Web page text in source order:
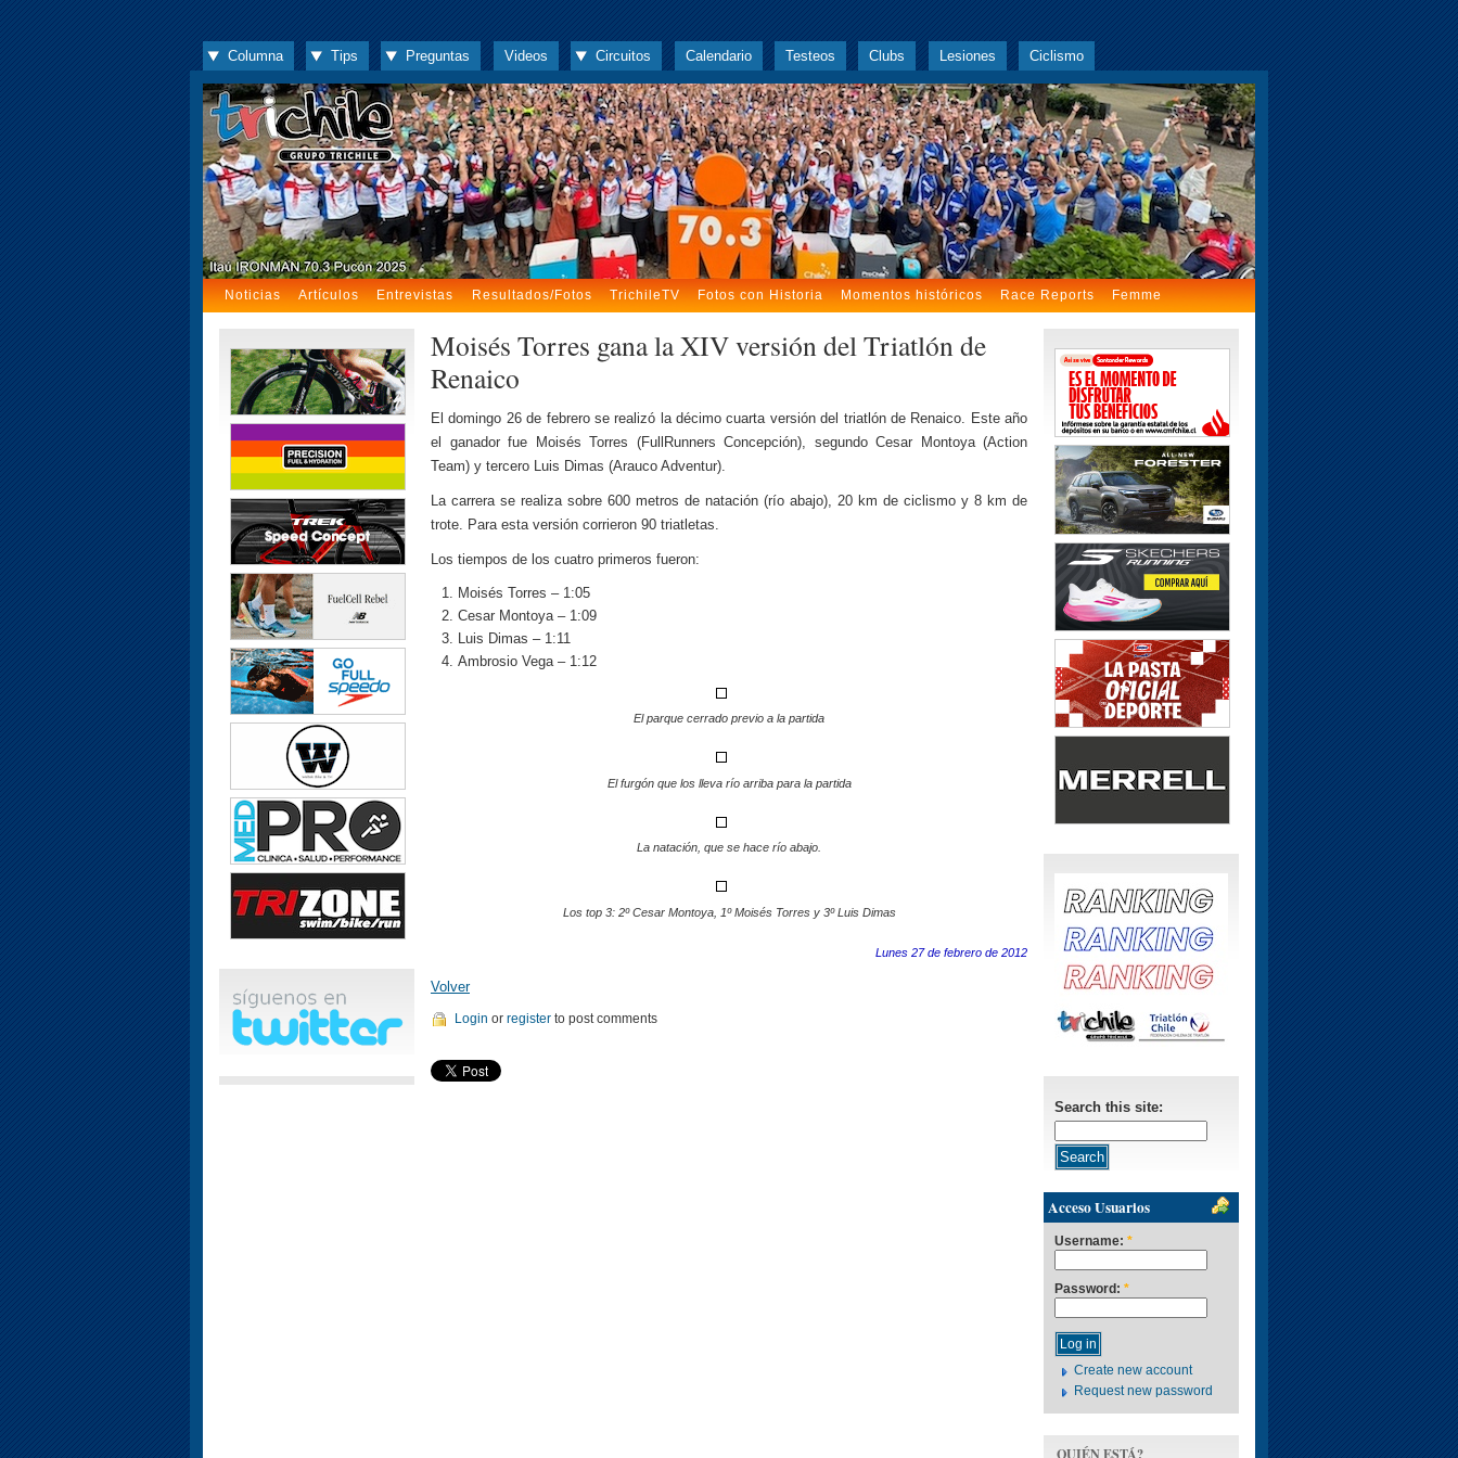
Columna Tips Preguntas Videos Circuitos Calendario Testeos Clubs Lesiones Ciclismo
Noticias Artículos Entrevistas Resultados/Fotos TrichileTV Fotos con Historia Momentos históricos Race Reports Femme
Moisés Torres gana la XIV versión del Triatlón de
Renaico
El domingo 26 de febrero se realizó la décimo cuarta versión del triatlón de Renaico. Este año
el ganador fue Moisés Torres (FullRunners Concepción), segundo Cesar Montoya (Action
Team) y tercero Luis Dimas (Arauco Adventur).
La carrera se realiza sobre 600 metros de natación (río abajo), 20 km de ciclismo y 8 km de
trote. Para esta versión corrieron 90 triatletas.
Los tiempos de los cuatro primeros fueron:
Moisés Torres – 1:05
Cesar Montoya – 1:09
Luis Dimas – 1:11
Ambrosio Vega – 1:12
El parque cerrado previo a la partida
El furgón que los lleva río arriba para la partida
La natación, que se hace río abajo.
Los top 3: 2º Cesar Montoya, 1º Moisés Torres y 3º Luis Dimas
Lunes 27 de febrero de 2012
Volver
Login or register to post comments
Search this site:
Acceso Usuarios
Username: *
Password: *
Create new account
Request new password
QUIÉN ESTÁ?